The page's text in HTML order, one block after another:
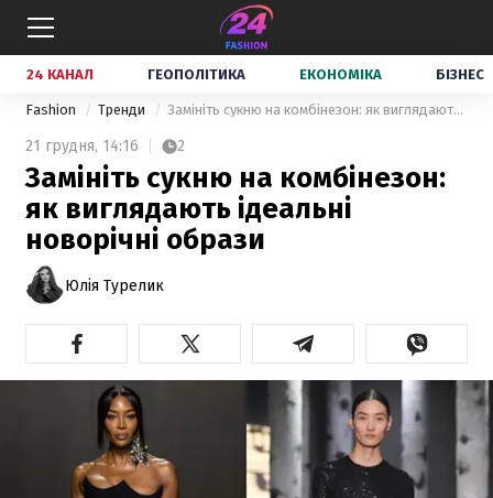
24 КАНАЛ ГЕОПОЛІТИКА ЕКОНОМІКА БІЗНЕС
Fashion Тренди Замініть сукню на комбінезон: як виглядають ідеальні новорічні образи
21 грудня, 14:16 2
Замініть сукню на комбінезон:
як виглядають ідеальні
новорічні образи
Юлія Турелик